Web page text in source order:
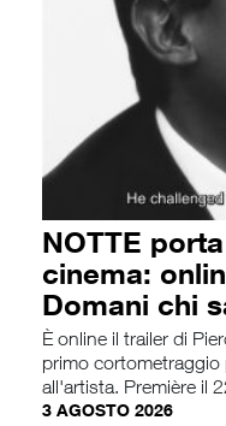
NOTTE
cinema:
Domani chi
È online il trailer di
primo
all'artista. Première il
3 AGOSTO 2026